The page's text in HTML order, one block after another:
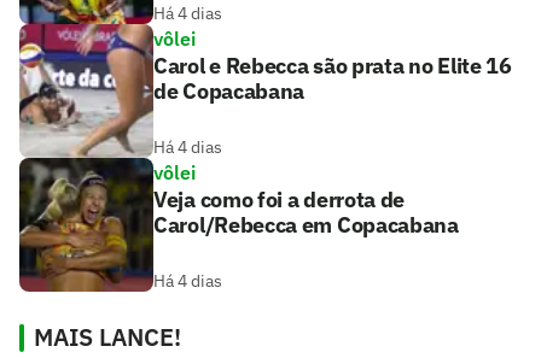
Há 4 dias
vôlei
Carol e Rebecca são prata no Elite 16
de Copacabana
Há 4 dias
vôlei
Veja como foi a derrota de
Carol/Rebecca em Copacabana
Há 4 dias
MAIS LANCE!